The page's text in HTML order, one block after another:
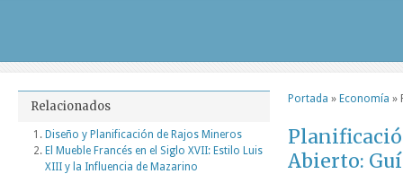
Portada » Economía »
Abierto:
Relacionados
Diseño y Planificación de Rajos Mineros
El Mueble Francés en el Siglo XVII: Estilo Luis
XIII y la Influencia de Mazarino